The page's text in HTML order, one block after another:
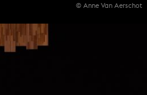
© Anne Van Aerschot